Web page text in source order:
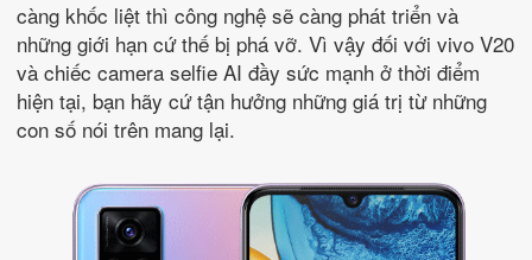
càng khốc liệt thì công nghệ sẽ càng phát triển và
những giới hạn cứ thế bị phá vỡ. Vì vậy đối với vivo V20
và chiếc camera selfie AI đầy sức mạnh ở thời điểm
hiện tại, bạn hãy cứ tận hưởng những giá trị từ những
con số nói trên mang lại.